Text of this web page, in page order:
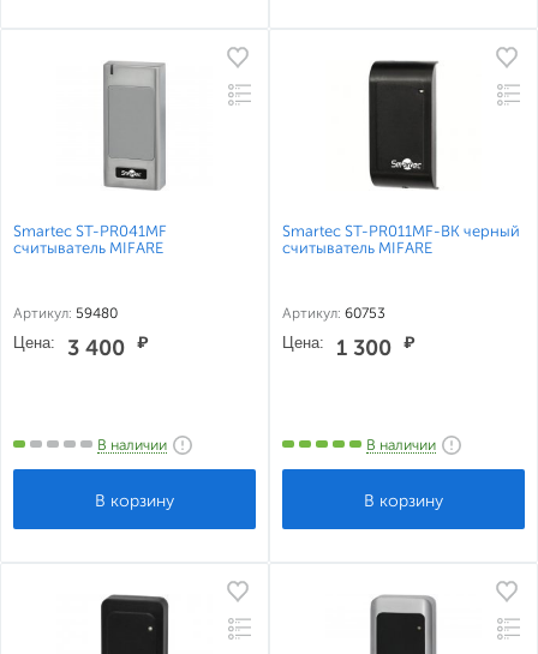
Smartec ST-PR041MF
считыватель MIFARE
Артикул: 59480
Цена: 3 400 ₽
В наличии
Smartec ST-PR011MF-BK черный
считыватель MIFARE
Артикул: 60753
Цена: 1 300 ₽
В наличии